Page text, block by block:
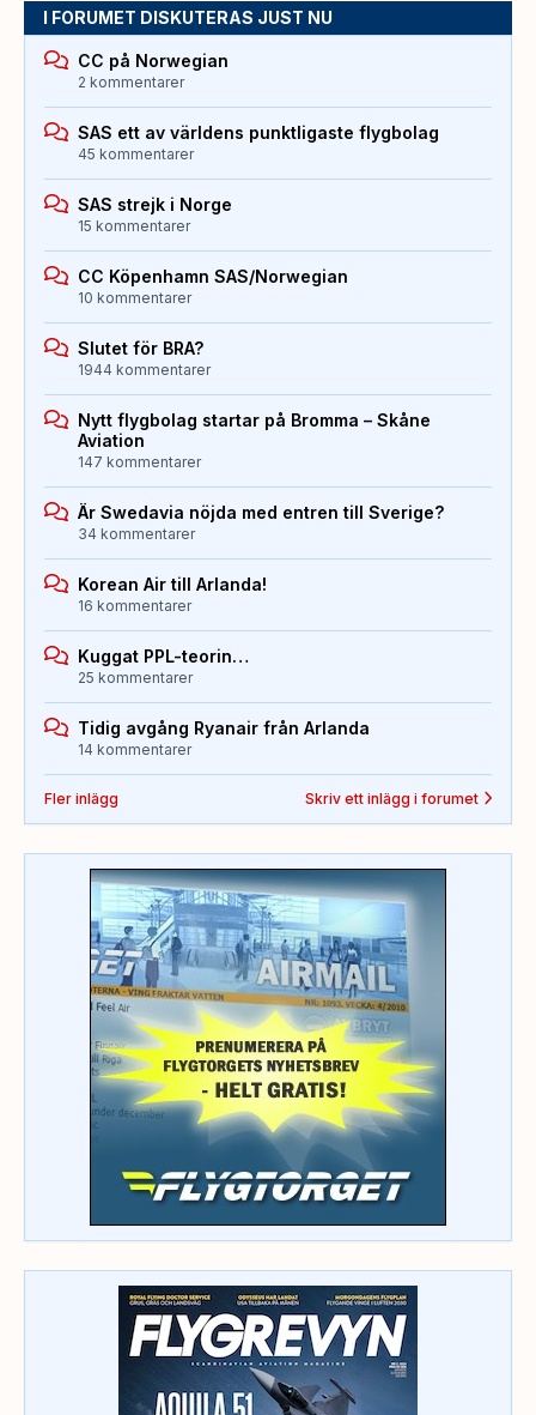
I FORUMET DISKUTERAS JUST NU
CC på Norwegian
2 kommentarer
SAS ett av världens punktligaste flygbolag
45 kommentarer
SAS strejk i Norge
15 kommentarer
CC Köpenhamn SAS/Norwegian
10 kommentarer
Slutet för BRA?
1944 kommentarer
Nytt flygbolag startar på Bromma – Skåne
Aviation
147 kommentarer
Är Swedavia nöjda med entren till Sverige?
34 kommentarer
Korean Air till Arlanda!
16 kommentarer
Kuggat PPL-teorin…
25 kommentarer
Tidig avgång Ryanair från Arlanda
14 kommentarer
Fler inlägg Skriv ett inlägg i forumet